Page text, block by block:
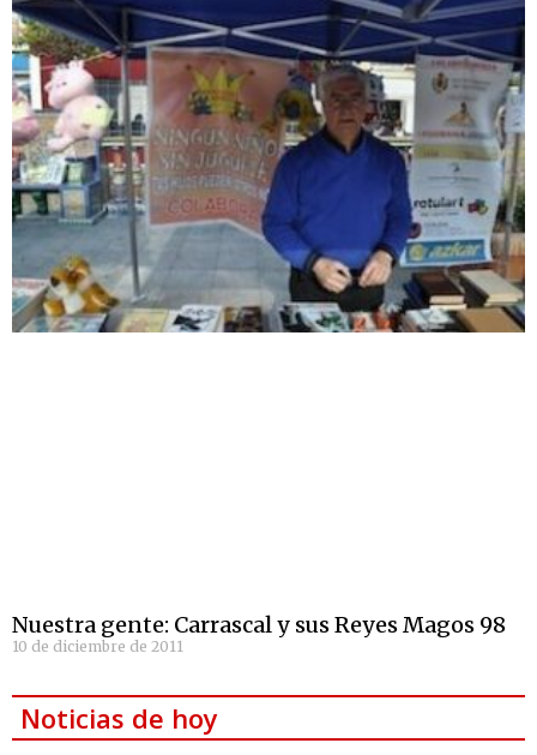
Nuestra gente: Carrascal y sus Reyes Magos 98
10 de diciembre de 2011
Noticias de hoy